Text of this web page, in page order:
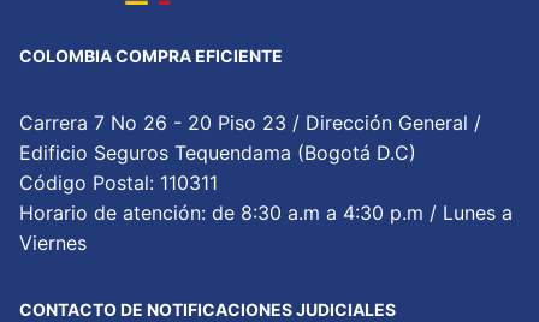
COLOMBIA COMPRA EFICIENTE
Carrera 7 No 26 - 20 Piso 23 / Dirección General /
Edificio Seguros Tequendama (Bogotá D.C)
Código Postal: 110311
Horario de atención: de 8:30 a.m a 4:30 p.m / Lunes a
Viernes
CONTACTO DE NOTIFICACIONES JUDICIALES